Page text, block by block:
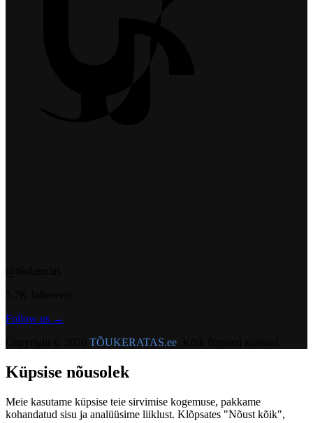
Follow us →
TÕUKERATAS.ee
Küpsise nõusolek
Meie kasutame küpsise teie sirvimise kogemuse, pakkame
kohandatud sisu ja analüüsime liiklust. Klõpsates "Nõust kõik",